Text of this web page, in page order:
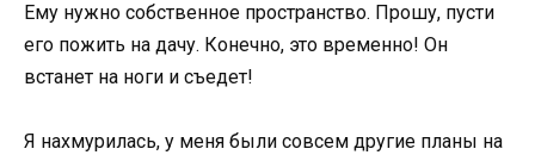
Ему нужно собственное пространство. Прошу, пусти
его пожить на дачу. Конечно, это временно! Он
встанет на ноги и съедет!
Я нахмурилась, у меня были совсем другие планы на